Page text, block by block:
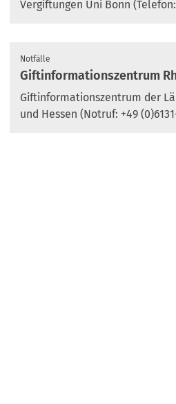
Vergiftungen Uni Bonn
Notfälle
Giftinformationszentrum
Giftinformationszentrum der
und Hessen (Notruf: +49